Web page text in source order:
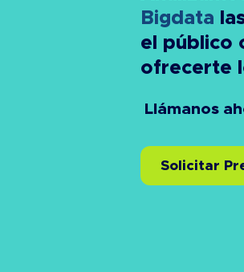
Bigdata
el público
ofrecerte
Llámanos
Solicitar